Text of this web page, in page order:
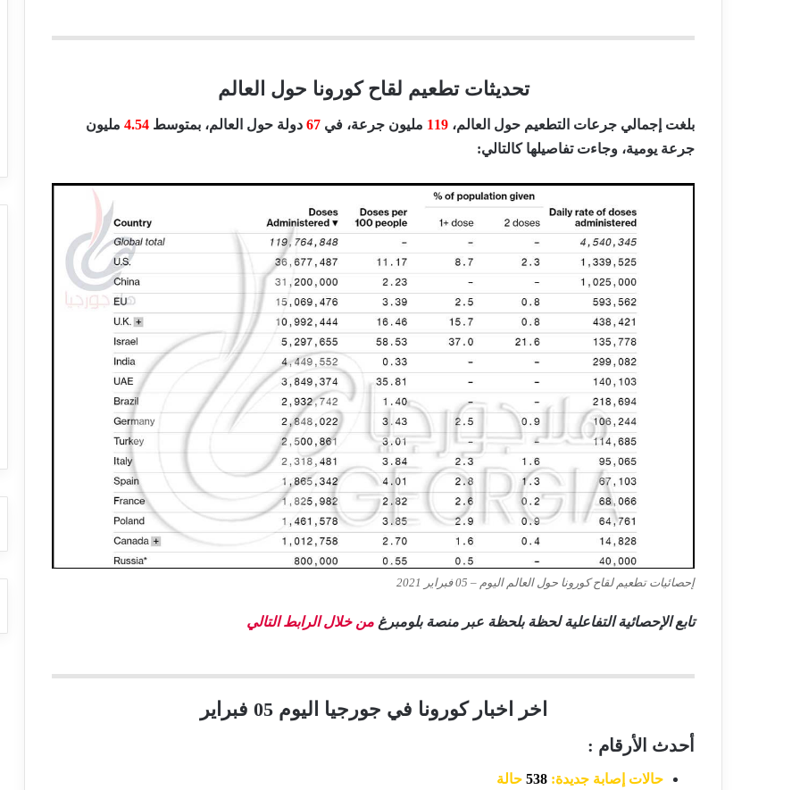
تحديثات تطعيم لقاح كورونا حول العالم
بلغت إجمالي جرعات التطعيم حول العالم، 119 مليون جرعة، في 67 دولة حول العالم، بمتوسط 4.54 مليون
جرعة يومية، وجاءت تفاصيلها كالتالي:
إحصائيات تطعيم لقاح كورونا حول العالم اليوم – 05 فبراير 2021
تابع الإحصائية التفاعلية لحظة بلحظة عبر منصة بلومبرغ من خلال الرابط التالي
اخر اخبار كورونا في جورجيا اليوم 05 فبراير
أحدث الأرقام :
حالات إصابة جديدة: 538 حالة